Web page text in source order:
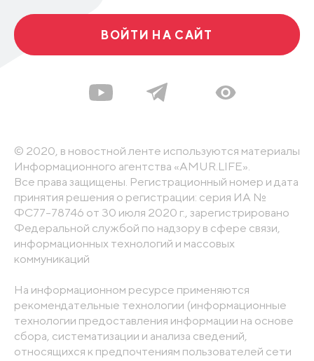
ВОЙТИ НА САЙТ
© 2020, в новостной ленте используются материалы
Информационного агентства «AMUR.LIFE».
Все права защищены. Регистрационный номер и дата
принятия решения о регистрации: серия ИА №
ФС77-78746 от 30 июля 2020 г., зарегистрировано
Федеральной службой по надзору в сфере связи,
информационных технологий и массовых
коммуникаций
На информационном ресурсе применяются
рекомендательные технологии (информационные
технологии предоставления информации на основе
сбора, систематизации и анализа сведений,
относящихся к предпочтениям пользователей сети